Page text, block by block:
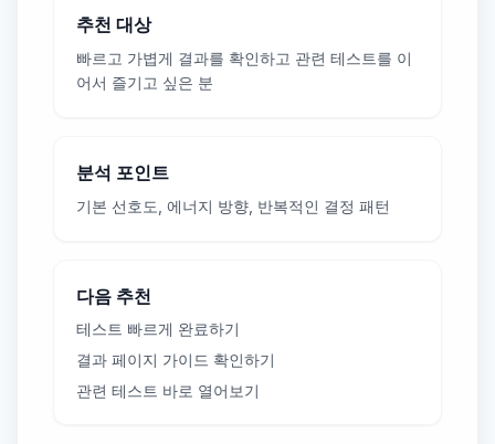
추천 대상
빠르고 가볍게 결과를 확인하고 관련 테스트를 이
어서 즐기고 싶은 분
분석 포인트
기본 선호도, 에너지 방향, 반복적인 결정 패턴
다음 추천
테스트 빠르게 완료하기
결과 페이지 가이드 확인하기
관련 테스트 바로 열어보기